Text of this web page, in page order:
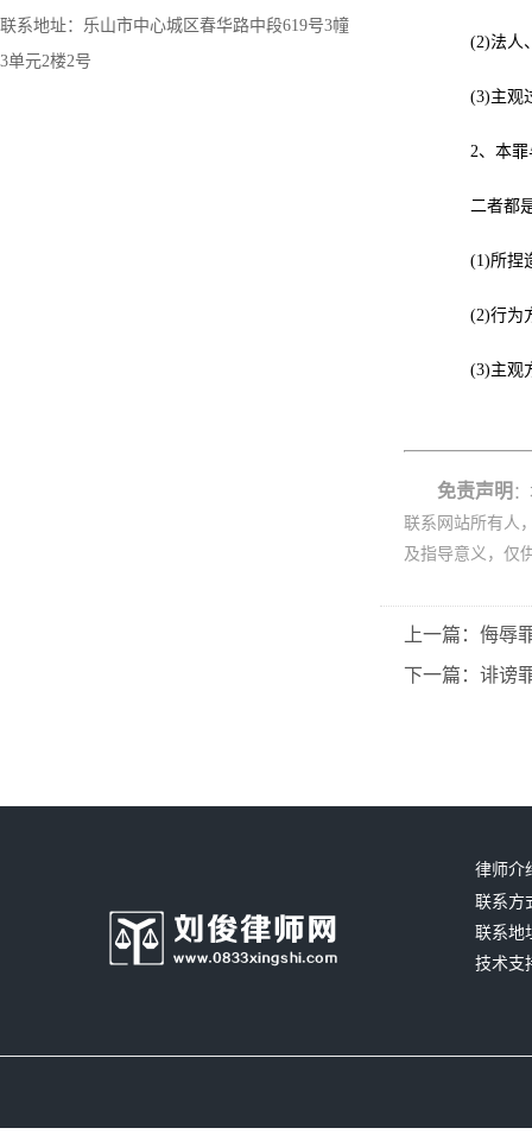
联系地址：乐山市中心城区春华路中段619号3幢
3单元2楼2号
(2)法人、
(3)主观过
2、本罪
二者都是
(1)所捏造
(2)行为方
(3)主观方
免责声明
联系网站所有人
及指导意义，仅
上一篇：侮辱
下一篇：诽谤
律师介
联系方
联系地
技术支